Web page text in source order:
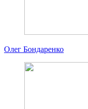
Олег Бондаренко